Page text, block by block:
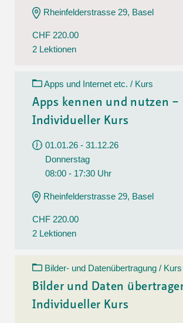
Rheinfelderstrasse 29, Basel
CHF 220.00
2 Lektionen
Apps und Internet etc. / Kurs
Apps kennen und nutzen –
Individueller Kurs
01.01.26 - 31.12.26
Donnerstag
08:00 - 17:30 Uhr
Rheinfelderstrasse 29, Basel
CHF 220.00
2 Lektionen
Bilder- und Datenübertragung / Kurs
Bilder und Daten
Individueller Kurs